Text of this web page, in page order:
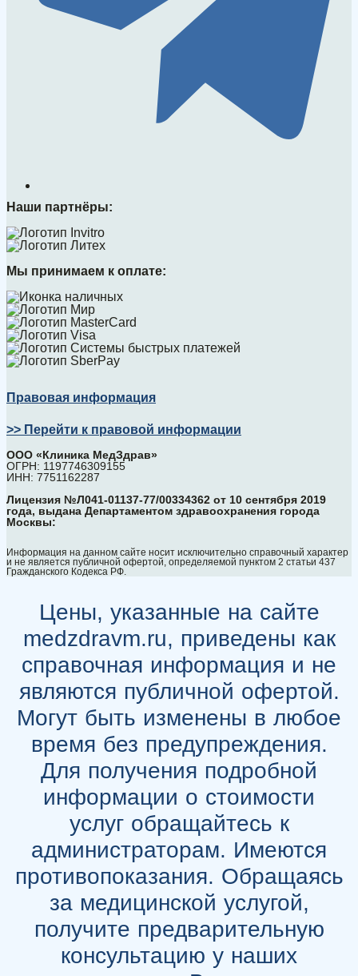
Наши партнёры:
Мы принимаем к оплате:
Правовая информация
>> Перейти к правовой информации
ООО «Клиника МедЗдрав»
ОГРН: 1197746309155
ИНН: 7751162287
Лицензия №Л041-01137-77/00334362 от 10 сентября 2019
года, выдана Департаментом здравоохранения города
Москвы:
Информация на данном сайте носит исключительно справочный характер
и не является публичной офертой, определяемой пунктом 2 статьи 437
Гражданского Кодекса РФ.
Цены, указанные на сайте
medzdravm.ru, приведены как
справочная информация и не
являются публичной офертой.
Могут быть изменены в любое
время без предупреждения.
Для получения подробной
информации о стоимости
услуг обращайтесь к
администраторам. Имеются
противопоказания. Обращаясь
за медицинской услугой,
получите предварительную
консультацию у наших